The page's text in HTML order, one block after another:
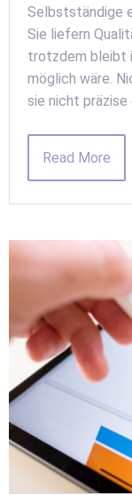
Selbstständige
Sie liefern
trotzdem bleibt
möglich wäre.
sie nicht präzise
Read More